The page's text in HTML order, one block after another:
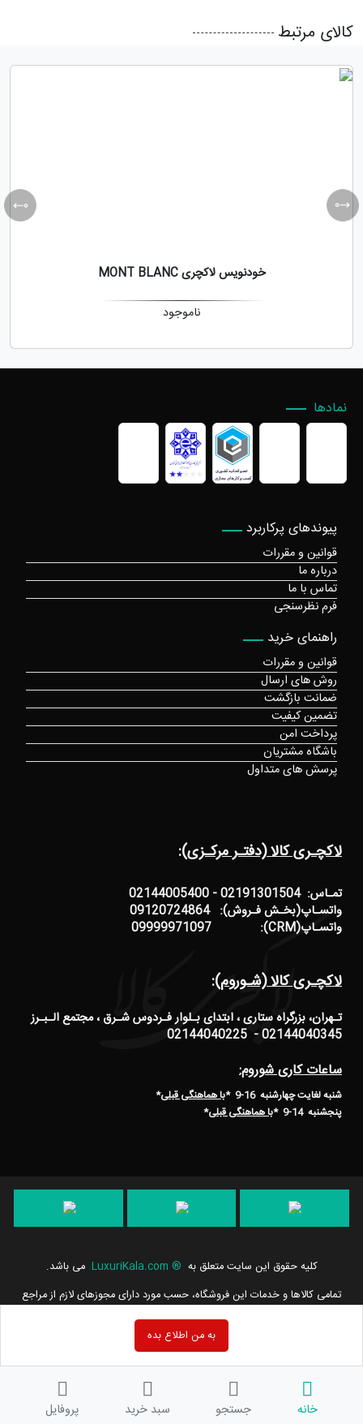
به من اطلاع بده
کالای مرتبط
خودنویس لاکچری MONT BLANC
ناموجود
لاکچـری کالا (دفتـر مرکـزی):
تمـاس: 02191301504 - 02144005400
واتسـاپ(بخـش فـروش): 09120724864
واتسـاپ(CRM): 09999971097
لاکچـری کالا (شـوروم):
تـهران، بزرگراه ستاری ، ابتدای بـلوار فـردوس شـرق ، مجتمع الـبـرز
02144040345 - 02144040225
ساعات کاری شوروم:
شنبه لغایت چهارشنبه 16-9 * با هماهنگی قبلی*
پنجشنبه 14-9
*با هماهنگی قبلی*
پیوندهای پرکاربرد
قوانین و مقررات
درباره ما
تماس با ما
فرم نظرسنجی
راهنمای خرید
قوانین و مقررات
روش های ارسال
ضمانت بازگشت
تضمین کیفیت
پرداخت امن
باشگاه مشتریان
پرسش های متداول
نمادها
کلیه حقوق این سایت متعلق به ®
LuxuriKala.com می باشد.
تمامی كالاها و خدمات این فروشگاه، حسب مورد دارای مجوزهای لازم از مراجع
مربوطه می باشند و فعالیت های این سایت تابع قوانین و مقررات جمهوری
خانه جستجو سبد خرید پروفایل